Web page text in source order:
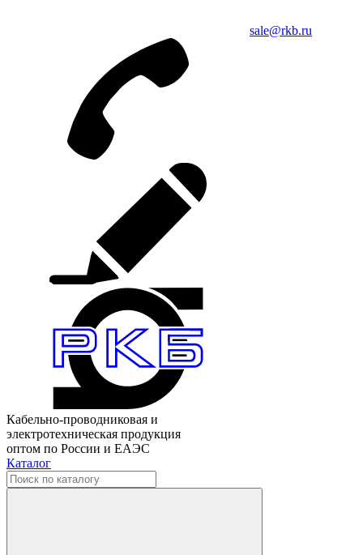
sale@rkb.ru
Кабельно-проводниковая и
электротехническая продукция
оптом по России и ЕАЭС
Каталог